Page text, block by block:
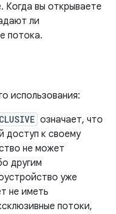
Когда вы открываете
ли
потока.
использования:
означает, что
доступ к своему
не может
другим
уже
не иметь
потоки,